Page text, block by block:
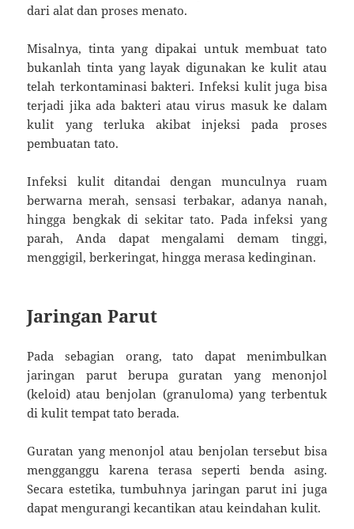
dari alat dan proses menato.
Misalnya, tinta yang dipakai untuk membuat tato
bukanlah tinta yang layak digunakan ke kulit atau
telah terkontaminasi bakteri. Infeksi kulit juga bisa
terjadi jika ada bakteri atau virus masuk ke dalam
kulit yang terluka akibat injeksi pada proses
pembuatan tato.
Infeksi kulit ditandai dengan munculnya ruam
berwarna merah, sensasi terbakar, adanya nanah,
hingga bengkak di sekitar tato. Pada infeksi yang
parah, Anda dapat mengalami demam tinggi,
menggigil, berkeringat, hingga merasa kedinginan.
Jaringan Parut
Pada sebagian orang, tato dapat menimbulkan
jaringan parut berupa guratan yang menonjol
(keloid) atau benjolan (granuloma) yang terbentuk
di kulit tempat tato berada.
Guratan yang menonjol atau benjolan tersebut bisa
mengganggu karena terasa seperti benda asing.
Secara estetika, tumbuhnya jaringan parut ini juga
dapat mengurangi kecantikan atau keindahan kulit.